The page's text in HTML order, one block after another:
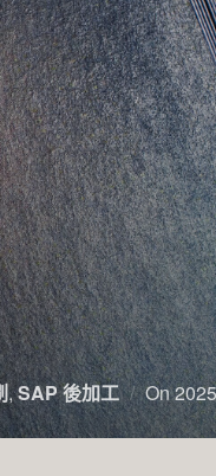
,SAP 後加工 On